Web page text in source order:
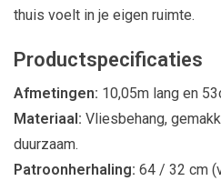
thuis voelt in je eigen ruimte.
Productspecificaties
Afmetingen: 10,05m lang en
Materiaal: Vliesbehang,
duurzaam.
Patroonherhaling: 64 / 32 cm